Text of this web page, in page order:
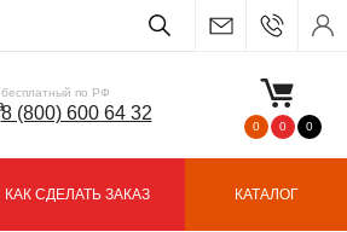
бесплатный по РФ
8 (800) 600 64 32
0 0 0
КАК СДЕЛАТЬ ЗАКАЗ КАТАЛОГ